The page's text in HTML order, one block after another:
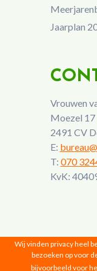
Jaarplan
Vrouwen
Moezel 17
2491 CV
E:
T: 070
KvK:
Vrouwen
Wij vinden privacy heel
bezoeken op voor
bijvoorbeeld voor